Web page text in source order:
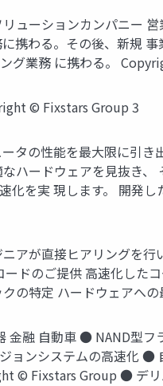
ューションカンパニー
携わる。その後、新規
グ業務 に携わる。
© Fixstars Group 3
タの性能を最大限に引
ハードウェアを見抜き
化を実 現します。 開発
アが直接ヒアリングを
ドのご提供 高速化した
クの特定 ハードウェア
金融 自動車 ● NAND型
ョンシステムの高速化 ●
© Fixstars Group ● デ